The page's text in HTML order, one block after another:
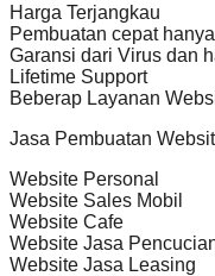
Harga Terjangkau
Pembuatan cepat
Garansi dari Virus dan
Lifetime Support
Beberap Layanan
Jasa Pembuatan
Website Personal
Website Sales Mobil
Website Cafe
Website Jasa
Website Jasa Leasing